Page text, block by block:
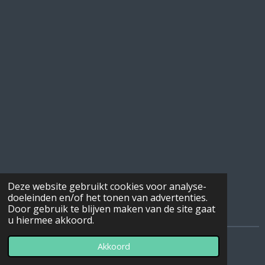
Deze website gebruikt cookies voor analyse-
doeleinden en/of het tonen van advertenties.
Door gebruik te blijven maken van de site gaat
u hiermee akkoord.
Akkoord
© 2022 - 2026 Heemkundekring Machala